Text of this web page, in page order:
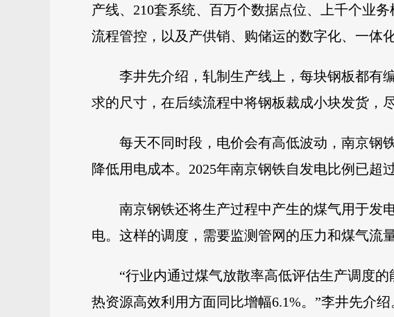
产线、210套系统、百万个数据点位、上千个业
流程管控，以及产供销、购储运的数字化、一体
李井先介绍，轧制生产线上，每块钢板都有
求的尺寸，在后续流程中将钢板裁成小块发货，
每天不同时段，电价会有高低波动，南京钢
降低用电成本。2025年南京钢铁自发电比例已超过
南京钢铁还将生产过程中产生的煤气用于发
电。这样的调度，需要监测管网的压力和煤气流
“行业内通过煤气放散率高低评估生产调度
热资源高效利用方面同比增幅6.1%。”李井先介绍